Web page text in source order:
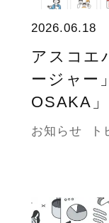
2026.06.18
アスコエ
ージャー
OSAKA
お知らせ